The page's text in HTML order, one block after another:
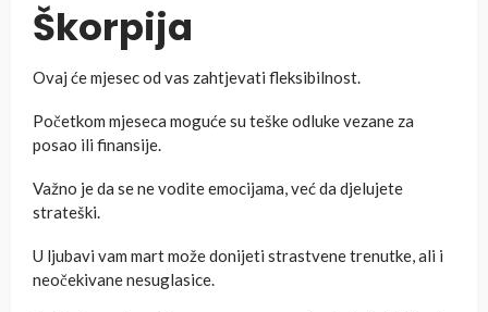
Škorpija
Ovaj će mjesec od vas zahtjevati fleksibilnost.
Početkom mjeseca moguće su teške odluke vezane za
posao ili finansije.
Važno je da se ne vodite emocijama, već da djelujete
strateški.
U ljubavi vam mart može donijeti strastvene trenutke, ali i
neočekivane nesuglasice.